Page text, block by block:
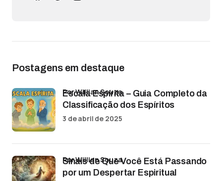
Postagens em destaque
Escala Espírita – Guia Completo da
Classificação dos Espíritos
por Willian Souza
3 de abril de 2025
Sinais de Que Você Está Passando
por um Despertar Espiritual
por Willian Souza